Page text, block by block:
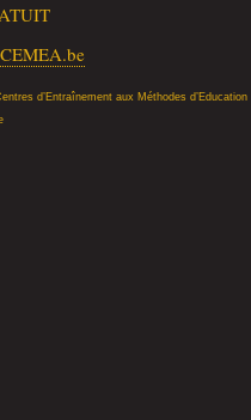
CEMEA.be
d’En­traî­ne­ment aux Méthodes d’E­du­ca­tion